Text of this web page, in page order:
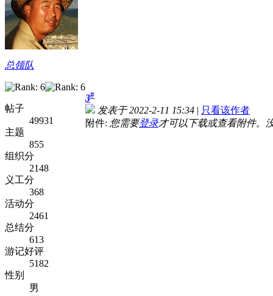
总领队
帖子
49931
主题
855
组织分
2148
义工分
368
活动分
2461
总结分
613
游记好评
5182
性别
男
3#
发表于 2022-2-11 15:34 | 只看该作者
附件: 您需要登录才可以下载或查看附件。